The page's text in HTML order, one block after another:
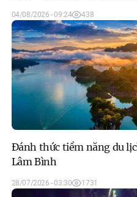
04/08/2026 - 09:24 438
Đánh thức tiềm năng du
Lâm Bình
28/07/2026 - 03:30 1731